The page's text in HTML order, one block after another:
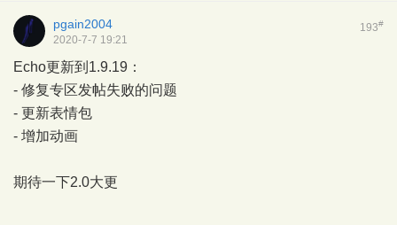
193#
pgain2004
2020-7-7 19:21
Echo更新到1.9.19：
- 修复专区发帖失败的问题
- 更新表情包
- 增加动画
期待一下2.0大更